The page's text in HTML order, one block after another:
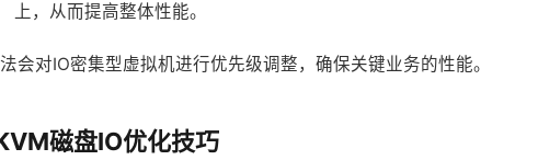
上，从而提高整体性能。
会对IO密集型虚拟机进行优先级调整，确保关键业务的性能。
磁盘IO优化技巧